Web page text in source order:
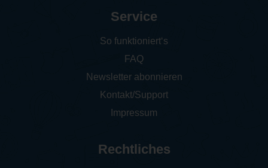
Service
So funktioniert‘s
FAQ
Newsletter abonnieren
Kontakt/Support
Impressum
Rechtliches